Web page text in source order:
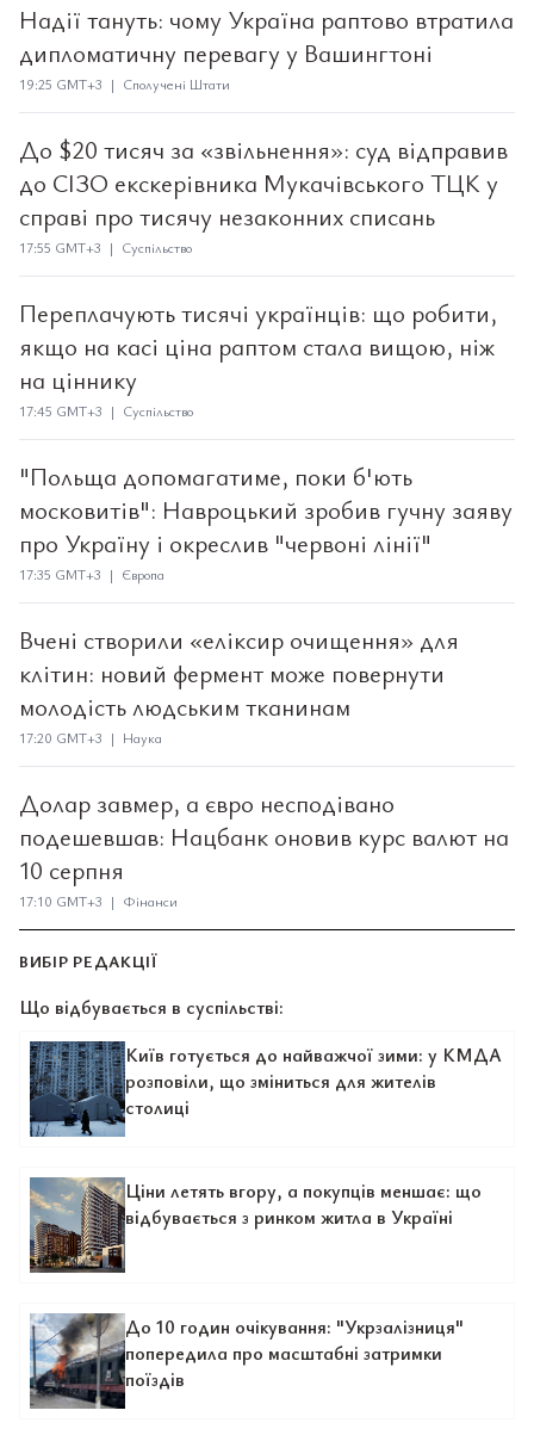
Надії тануть: чому Україна раптово втратила
дипломатичну перевагу у Вашингтоні
19:25 GMT+3 | Сполучені Штати
До $20 тисяч за «звільнення»: суд відправив
до СІЗО екскерівника Мукачівського ТЦК у
справі про тисячу незаконних списань
17:55 GMT+3 | Суспільство
Переплачують тисячі українців: що робити,
якщо на касі ціна раптом стала вищою, ніж
на ціннику
17:45 GMT+3 | Суспільство
"Польща допомагатиме, поки б'ють
московитів": Навроцький зробив гучну заяву
про Україну і окреслив "червоні лінії"
17:35 GMT+3 | Європа
Вчені створили «еліксир очищення» для
клітин: новий фермент може повернути
молодість людським тканинам
17:20 GMT+3 | Наука
Долар завмер, а євро несподівано
подешевшав: Нацбанк оновив курс валют на
10 серпня
17:10 GMT+3 | Фінанси
ВИБІР РЕДАКЦІЇ
Що відбувається в суспільстві:
Київ готується до найважчої зими: у КМДА
розповіли, що зміниться для жителів
столиці
Ціни летять вгору, а покупців меншає: що
відбувається з ринком житла в Україні
До 10 годин очікування: "Укрзалізниця"
попередила про масштабні затримки
поїздів